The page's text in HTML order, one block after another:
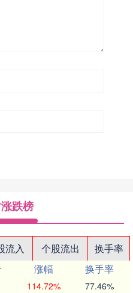
跌榜
流入 个股流出
换手率
涨幅
换手率
114.72% 77.46%